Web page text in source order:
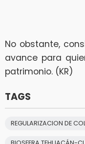
No obstante,
avance para
patrimonio. (KR)
TAGS
REGULARIZACION DE